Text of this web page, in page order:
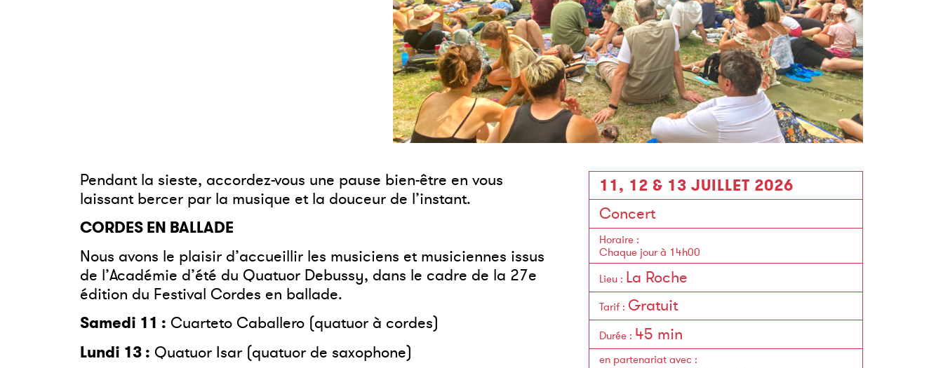
Pendant la sieste, accordez-vous une pause bien-être en vous
laissant bercer par la musique et la douceur de l’instant.
CORDES EN BALLADE
Nous avons le plaisir d’accueillir les musiciens et musiciennes issus
de l’Académie d’été du Quatuor Debussy, dans le cadre de la 27e
édition du Festival Cordes en ballade.
Samedi 11 : Cuarteto Caballero (quatuor à cordes)
Lundi 13 : Quatuor Isar (quatuor de saxophone)
11, 12 & 13 JUILLET 2026
Concert
Horaire:
Chaque jour à 14h00
Lieu: La Roche
Tarif: Gratuit
Durée: 45 min
en partenariat avec :